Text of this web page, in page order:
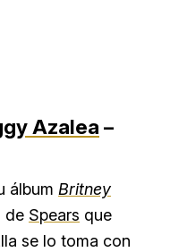
Azalea –
álbum Britney
de Spears que
se lo toma con